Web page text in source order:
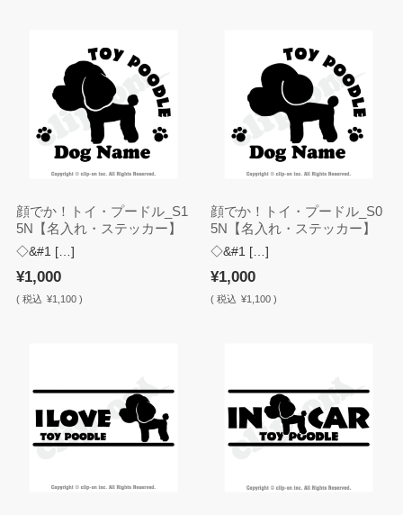
顔でか！トイ・プードル_S1
5N【名入れ・ステッカー】
◇&#1 […]
¥1,000
( 税込 ¥1,100 )
顔でか！トイ・プードル_S0
5N【名入れ・ステッカー】
◇&#1 […]
¥1,000
(税込 ¥1,100 )